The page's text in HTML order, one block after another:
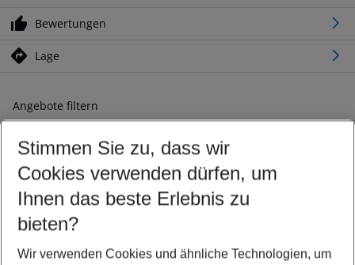
Bewertungen
Lage
Angebote filtern
Ändern Sie Ihre Kriterien nach Ihren Wünschen
Abflughafen wählen
Beliebiger Abflughafen
Reisezeitraum wählen
09.08.26– 07.08.27 5-8 Nächte
2 Erwachsene Keine Kinder
Stimmen Sie zu, dass wir
Cookies verwenden dürfen, um
Ihnen das beste Erlebnis zu
bieten?
Wir verwenden Cookies und ähnliche Technologien, um